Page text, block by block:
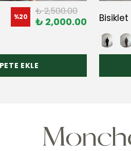
%20 ₺ 2,500.00
₺ 2,000.00
EKLE